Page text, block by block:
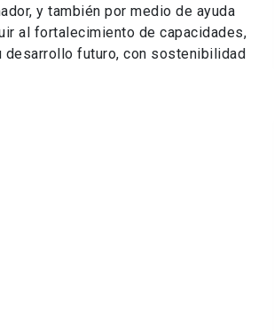
y también por medio de ayuda
al fortalecimiento de capacidades,
futuro, con sostenibilidad